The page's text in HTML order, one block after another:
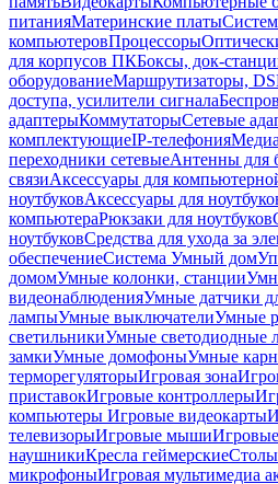
питанияМатеринские платы
компьютеровПроцессоры
для корпусов ПКБоксы, док-
оборудованиеМаршрутизаторы,
доступа, усилители сигнала
адаптерыКоммутаторыСетевые
комплектующиеIP-телефония
переходники сетевыеАнтенны для
связиАксессуары для
ноутбуковАксессуары для
компьютераРюкзаки для ноутбуков
ноутбуковСредства для ухода за
обеспечениеСистема Умный дом
домомУмные колонки, станции
видеонаблюденияУмные датчики
лампыУмные выключателиУмные
светильникиУмные светодиодные
замкиУмные домофоныУмные
терморегуляторыИгровая зона
приставокИгровые контроллеры
компьютеры Игровые видеокарты
телевизорыИгровые мыши
наушникиКресла геймерскиеСтолы
микрофоныИгровая мультимедиа